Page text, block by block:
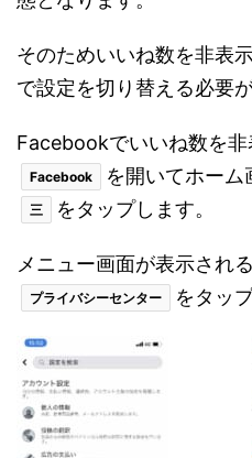
そのためいいね数を非表
で設定を切り替える必要
Facebookでいいね数を非
Facebook を開いてホーム
三 をタップします。
メニュー画面が表示され
プライバシーセンター をタッ